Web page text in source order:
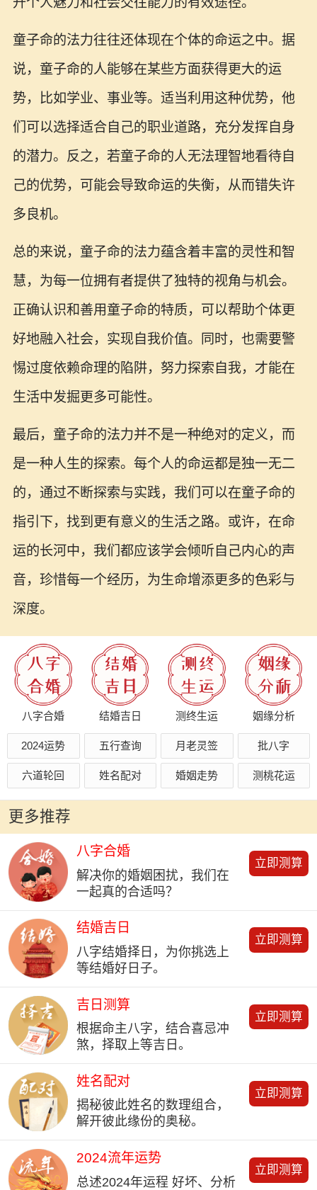
童子命的法力往往还体现在个体的命运之中。据
说，童子命的人能够在某些方面获得更大的运
势，比如学业、事业等。适当利用这种优势，他
们可以选择适合自己的职业道路，充分发挥自身
的潜力。反之，若童子命的人无法理智地看待自
己的优势，可能会导致命运的失衡，从而错失许
多良机。
总的来说，童子命的法力蕴含着丰富的灵性和智
慧，为每一位拥有者提供了独特的视角与机会。
正确认识和善用童子命的特质，可以帮助个体更
好地融入社会，实现自我价值。同时，也需要警
惕过度依赖命理的陷阱，努力探索自我，才能在
生活中发掘更多可能性。
最后，童子命的法力并不是一种绝对的定义，而
是一种人生的探索。每个人的命运都是独一无二
的，通过不断探索与实践，我们可以在童子命的
指引下，找到更有意义的生活之路。或许，在命
运的长河中，我们都应该学会倾听自己内心的声
音，珍惜每一个经历，为生命增添更多的色彩与
深度。
八字合婚 结婚吉日 测终生运 姻缘分析
2024运势 五行查询 月老灵签 批八字
六道轮回 姓名配对 婚姻走势 测桃花运
更多推荐
八字合婚
解决你的婚姻困扰，我们在
一起真的合适吗？
立即测算
结婚吉日
八字结婚择日，为你挑选上
等结婚好日子。
立即测算
吉日测算
根据命主八字，结合喜忌冲
煞，择取上等吉日。
立即测算
姓名配对
揭秘彼此姓名的数理组合，
解开彼此缘份的奥秘。
立即测算
2024流年运势
总述2024年运程 好坏、分析
立即测算